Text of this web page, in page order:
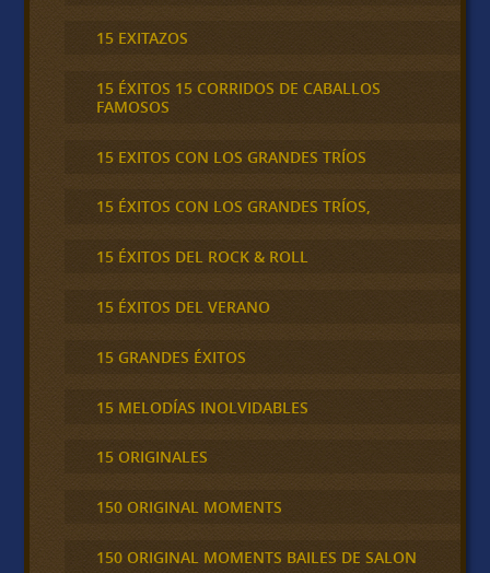
15 EXITAZOS
15 ÉXITOS 15 CORRIDOS DE CABALLOS
FAMOSOS
15 EXITOS CON LOS GRANDES TRÍOS
15 ÉXITOS CON LOS GRANDES TRÍOS,
15 ÉXITOS DEL ROCK & ROLL
15 ÉXITOS DEL VERANO
15 GRANDES ÉXITOS
15 MELODÍAS INOLVIDABLES
15 ORIGINALES
150 ORIGINAL MOMENTS
150 ORIGINAL MOMENTS BAILES DE SALON